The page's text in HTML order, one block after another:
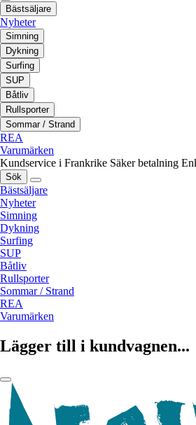
Bästsäljare
Nyheter
Simning
Dykning
Surfing
SUP
Båtliv
Rullsporter
Sommar / Strand
REA
Varumärken
Kundservice i Frankrike Säker betalning
Sök
Bästsäljare
Nyheter
Simning
Dykning
Surfing
SUP
Båtliv
Rullsporter
Sommar / Strand
REA
Varumärken
Lägger till i kundvagnen...